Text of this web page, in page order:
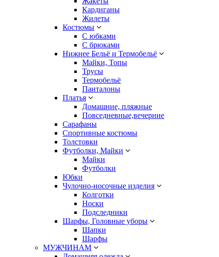
Кардиганы
Жилеты
Костюмы
С юбками
С брюками
Нижнее Бельё и Термобельё
Майки, Топы
Трусы
Термобельё
Панталоны
Платья
Домашние, пляжные
Повседневные,вечерние
Сарафаны
Спортивные костюмы
Толстовки
Футболки, Майки
Майки
Футболки
Юбки
Чулочно-носочные изделия
Колготки
Носки
Подследники
Шарфы, Головные уборы
Шапки
Шарфы
МУЖЧИНАМ